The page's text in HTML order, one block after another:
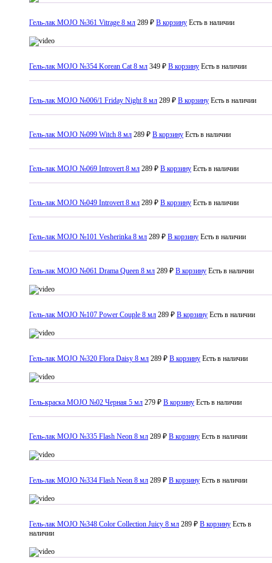
Гель-лак MOJO №361 Vitrage 8 мл 289 ₽ В корзину Есть в наличии
Гель-лак MOJO №354 Korean Cat 8 мл 349 ₽ В корзину Есть в наличии
Гель-лак MOJO №006/1 Friday Night 8 мл 289 ₽ В корзину Есть в наличии
Гель-лак MOJO №099 Witch 8 мл 289 ₽ В корзину Есть в наличии
Гель-лак MOJO №069 Introvert 8 мл 289 ₽ В корзину Есть в наличии
Гель-лак MOJO №049 Introvert 8 мл 289 ₽ В корзину Есть в наличии
Гель-лак MOJO №101 Vesherinka 8 мл 289 ₽ В корзину Есть в наличии
Гель-лак MOJO №061 Drama Queen 8 мл 289 ₽ В корзину Есть в наличии
Гель-лак MOJO №107 Power Сouple 8 мл 289 ₽ В корзину Есть в наличии
Гель-лак MOJO №320 Flora Daisy 8 мл 289 ₽ В корзину Есть в наличии
Гель-краска MOJO №02 Черная 5 мл 279 ₽ В корзину Есть в наличии
Гель-лак MOJO №335 Flash Neon 8 мл 289 ₽ В корзину Есть в наличии
Гель-лак MOJO №334 Flash Neon 8 мл 289 ₽ В корзину Есть в наличии
Гель-лак MOJO №348 Color Collection Juicy 8 мл 289 ₽ В корзину Есть в
наличии